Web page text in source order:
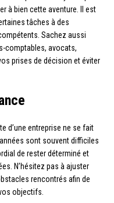
à bien cette aventure. Il est
tâches à des
Sachez aussi
comptables, avocats,
prises de décision et éviter
d’une entreprise ne se fait
sont souvent difficiles
de rester déterminé et
N’hésitez pas à ajuster
rencontrés afin de
objectifs.